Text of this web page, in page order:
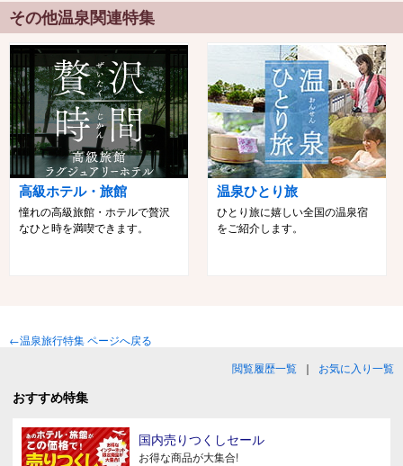
その他温泉関連特集
高級ホテル・旅館
憧れの高級旅館・ホテルで贅沢
なひと時を満喫できます。
温泉ひとり旅
ひとり旅に嬉しい全国の温泉宿
をご紹介します。
←温泉旅行特集 ページへ戻る
閲覧履歴一覧 ｜ お気に入り一覧
おすすめ特集
国内売りつくしセール
お得な商品が大集合!